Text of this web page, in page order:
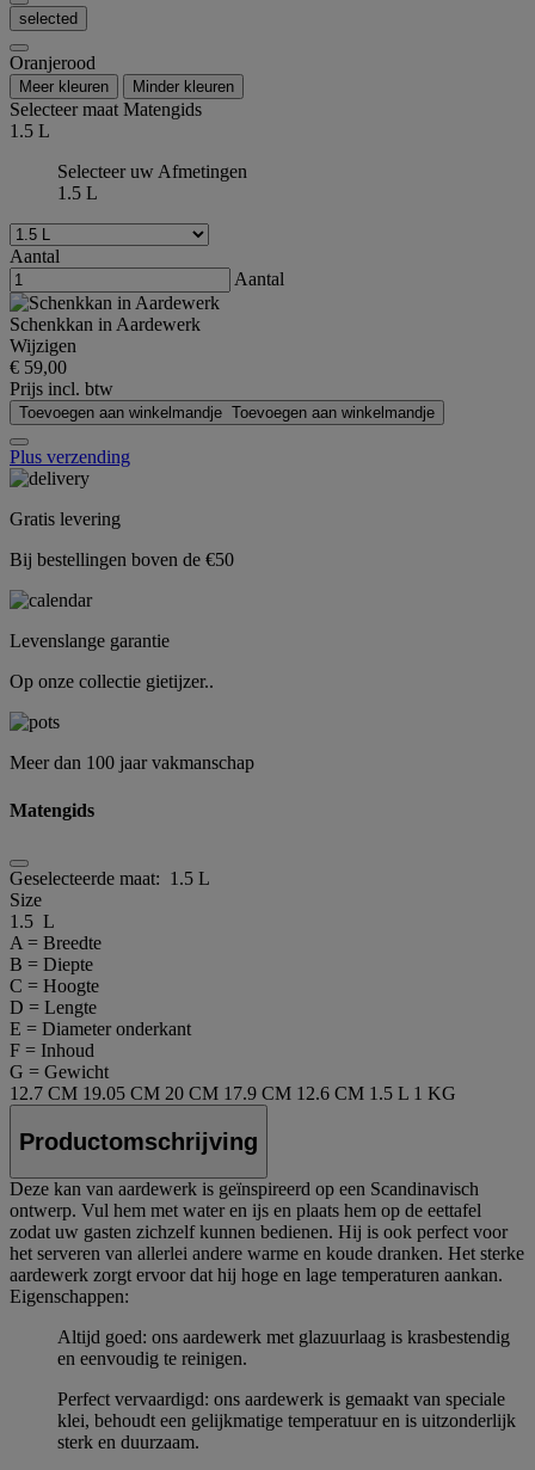
selected
Oranjerood
Meer kleuren Minder kleuren
Selecteer maatMatengids
1.5 L
Selecteer uw Afmetingen
1.5 L
Aantal
Aantal
Schenkkan in Aardewerk
Wijzigen
€ 59,00
Prijs incl. btw
Toevoegen aan winkelmandje Toevoegen aan winkelmandje
Plus verzending
Gratis levering
Bij bestellingen boven de €50
Levenslange garantie
Op onze collectie gietijzer..
Meer dan 100 jaar vakmanschap
Matengids
Geselecteerde maat: 1.5 L
Size
1.5 L
A = Breedte
B = Diepte
C = Hoogte
D = Lengte
E = Diameter onderkant
F = Inhoud
G = Gewicht
12.7 CM 19.05 CM 20 CM 17.9 CM 12.6 CM 1.5 L 1 KG
Productomschrijving
Deze kan van aardewerk is geïnspireerd op een Scandinavisch
ontwerp. Vul hem met water en ijs en plaats hem op de eettafel
zodat uw gasten zichzelf kunnen bedienen. Hij is ook perfect voor
het serveren van allerlei andere warme en koude dranken. Het sterke
aardewerk zorgt ervoor dat hij hoge en lage temperaturen aankan.
Eigenschappen:
Altijd goed: ons aardewerk met glazuurlaag is krasbestendig
en eenvoudig te reinigen.
Perfect vervaardigd: ons aardewerk is gemaakt van speciale
klei, behoudt een gelijkmatige temperatuur en is uitzonderlijk
sterk en duurzaam.